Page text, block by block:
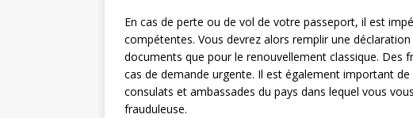
En cas de perte ou de vol de votre passeport, il est
compétentes. Vous devrez alors remplir une
documents que pour le renouvellement classique. Des
cas de demande urgente. Il est également important
consulats et ambassades du pays dans lequel vous
frauduleuse.